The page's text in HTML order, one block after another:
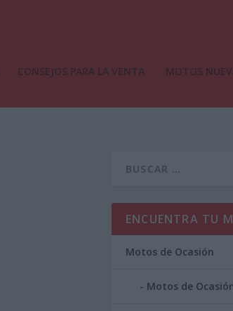
CONSEJOS PARA LA VENTA MOTOS
ENCUENTRA TU
Motos de Ocasión
Motos de